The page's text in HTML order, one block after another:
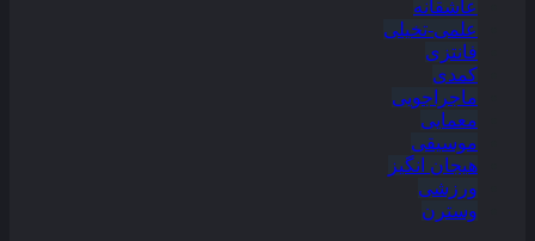
عاشقانه
علمی-تخیلی
فانتزی
کمدی
ماجراجویی
معمایی
موسیقی
هیجان انگیز
ورزشی
وسترن